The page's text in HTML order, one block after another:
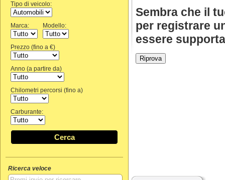
Tipo di veicolo:
Marca: Modello:
Prezzo (fino a €)
Anno (a partire da)
Chilometri percorsi (fino a)
Carburante:
Cerca
Ricerca veloce
Sembra che il
per registrare
essere